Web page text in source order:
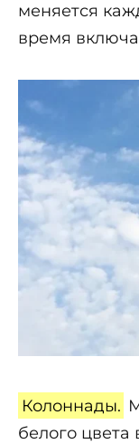
меняется
время
Колоннады.
белого цвета